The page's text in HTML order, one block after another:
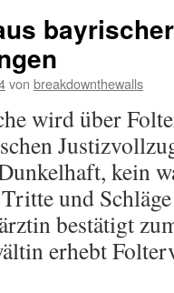
von breakdownthewalls
wird über
kein
und
bestätigt
erhebt